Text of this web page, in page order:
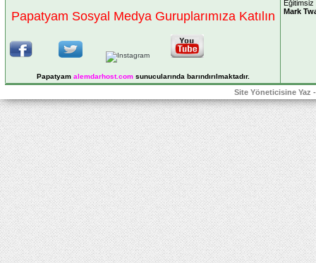
Papatyam Sosyal Medya Guruplarımıza Katılın
Papatyam alemdarhost.comsunucularında barındırılmaktadır.
Mark
Site Yöneticisine Yaz